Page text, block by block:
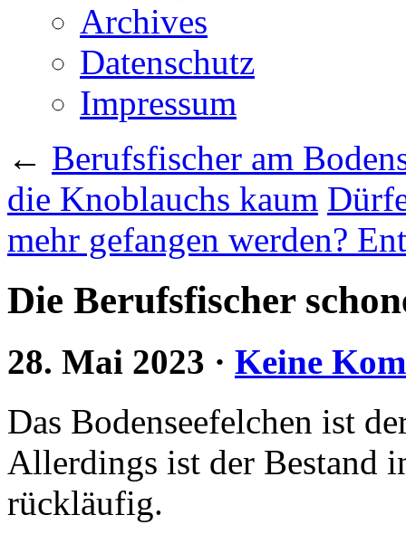
Archives
Datenschutz
Impressum
← Berufsfischer am
die Knoblauchs kaum
mehr gefangen werden?
Die Berufsfischer
28. Mai 2023 · Keine
Das Bodenseefelchen ist
Allerdings ist der Bestand
rückläufig.